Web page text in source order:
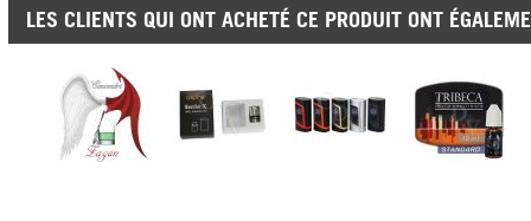
LES CLIENTS QUI ONT ACHETÉ CE PRODUIT ONT